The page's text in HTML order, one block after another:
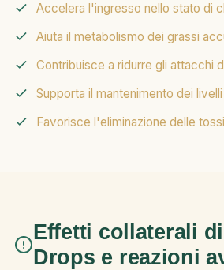
Accelera l'ingresso nello stato di
Aiuta il metabolismo dei grassi
Contribuisce a ridurre gli attacchi
Supporta il mantenimento dei
Favorisce l'eliminazione delle
Effetti collaterali
Drops e reazioni